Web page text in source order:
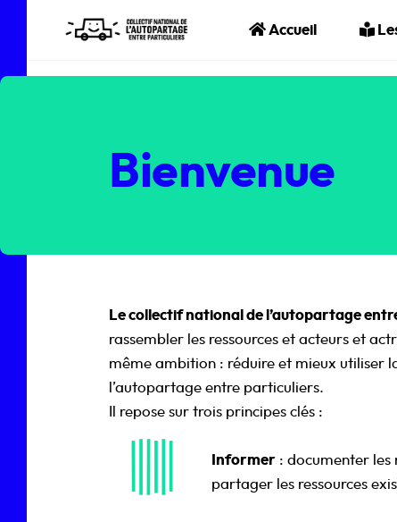
Aller au contenu principal
Accueil
Bienvenue
Le collectif national de l’autopartage
rassembler les ressources et acteurs et
même ambition : réduire et mieux utiliser
l’autopartage entre particuliers.
Il repose sur trois principes clés :
Informer : documenter les
partager les ressources